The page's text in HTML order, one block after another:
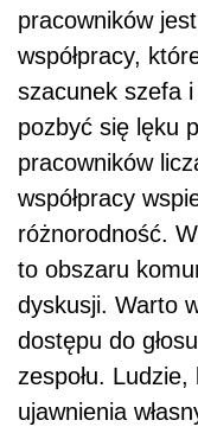
pracowników
współpracy,
szacunek szefa i
pozbyć się lęku
pracowników
współpracy
różnorodność.
to obszaru
dyskusji. Warto
dostępu do
zespołu.
ujawnienia